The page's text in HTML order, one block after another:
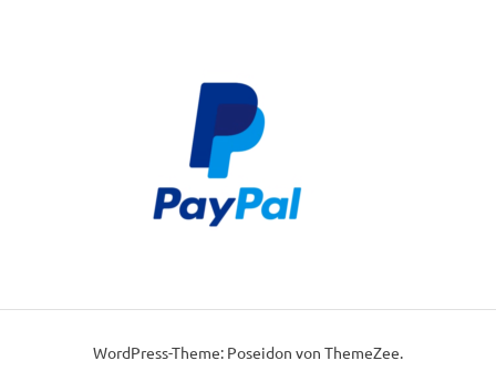
WordPress-Theme: Poseidon von ThemeZee.